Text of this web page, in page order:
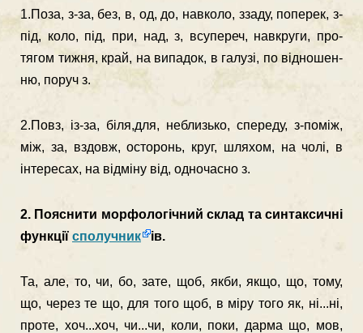
1.Поза, з-за, без, в, од, до, навколо, ззаду, поперек, з-
під, коло, під, при, над, з, всупереч, навкруги, про­
тягом тижня, край, на випадок, в галузі, по відношен­
ню, поруч з.
2.Повз, із-за, біля,для, неблизько, спереду, з-поміж,
між, за, вздовж, осторонь, круг, шляхом, на чолі, в
інтересах, на відміну від, одночасно з.
2. Пояснити морфологічний склад та синтаксичні
функ­ції сполучник ів.
Та, але, то, чи, бо, зате, щоб, якби, якщо, що, тому,
що, через те що, для того щоб, в міру того як, ні...ні,
проте, хоч...хоч, чи...чи, коли, поки, дарма що, мов,